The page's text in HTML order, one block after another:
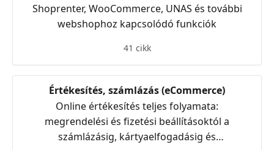
Shoprenter, WooCommerce, UNAS és további
webshophoz kapcsolódó funkciók
41 cikk
Értékesítés, számlázás (eCommerce)
Online értékesítés teljes folyamata:
megrendelési és fizetési beállításoktól a
számlázásig, kártyaelfogadásig és